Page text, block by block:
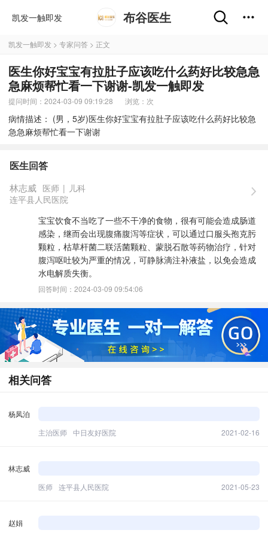
凯发一触即发 布谷医生
凯发一触即发 > 专家问答 > 正文
医生你好宝宝有拉肚子应该吃什么药好比较急急
急麻烦帮忙看一下谢谢-凯发一触即发
提问时间：2024-03-09 09:19:28 浏览： 次
病情描述： (男，5岁)医生你好宝宝有拉肚子应该吃什么药好比较急
急急麻烦帮忙看一下谢谢
医生回答
林志威 医师 | 儿科
连平县人民医院
宝宝饮食不当吃了一些不干净的食物，很有可能会造成肠道
感染，继而会出现腹痛腹泻等症状，可以通过口服头孢克肟
颗粒，枯草杆菌二联活菌颗粒、蒙脱石散等药物治疗，针对
腹泻呕吐较为严重的情况，可静脉滴注补液盐，以免会造成
水电解质失衡。
回答时间：2024-03-09 09:54:06
相关问答
杨凤泊
主治医师 中日友好医院 2021-02-16
林志威
医师 连平县人民医院 2021-05-23
赵娟